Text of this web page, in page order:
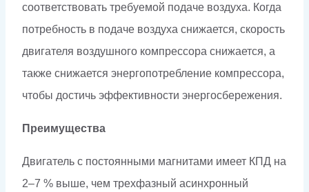
соответствовать требуемой подаче воздуха. Когда
потребность в подаче воздуха снижается, скорость
двигателя воздушного компрессора снижается, а
также снижается энергопотребление компрессора,
чтобы достичь эффективности энергосбережения.
Преимущества
Двигатель с постоянными магнитами имеет КПД на
2–7 % выше, чем трехфазный асинхронный